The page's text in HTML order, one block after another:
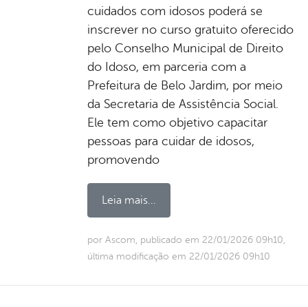
cuidados com idosos poderá se
inscrever no curso gratuito oferecido
pelo Conselho Municipal de Direito
do Idoso, em parceria com a
Prefeitura de Belo Jardim, por meio
da Secretaria de Assistência Social.
Ele tem como objetivo capacitar
pessoas para cuidar de idosos,
promovendo
Leia mais...
por Ascom, publicado em 22/01/2026 09h10,
última modificação em 22/01/2026 09h10